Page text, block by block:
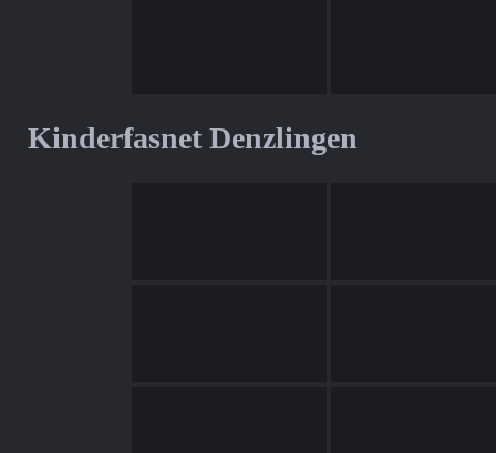
Kinderfasnet Denzlingen